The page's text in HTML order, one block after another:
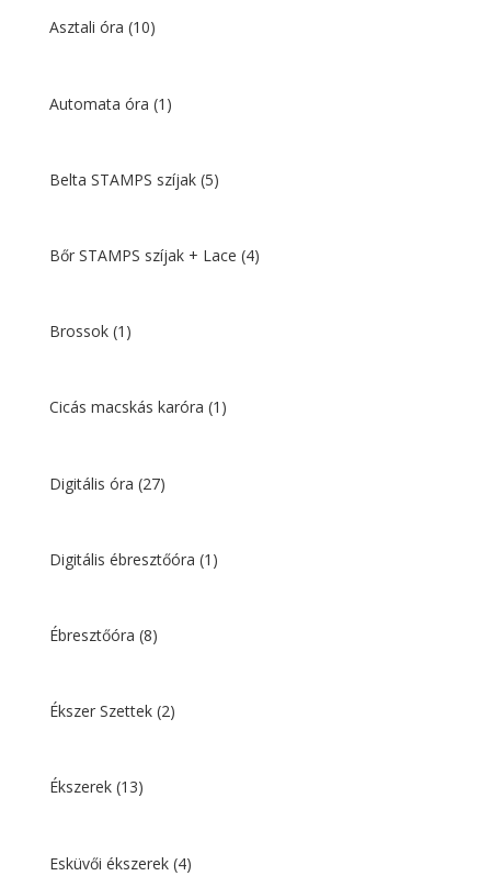
Asztali óra (10)
Automata óra (1)
Belta STAMPS szíjak (5)
Bőr STAMPS szíjak + Lace (4)
Brossok (1)
Cicás macskás karóra (1)
Digitális óra (27)
Digitális ébresztőóra (1)
Ébresztőóra (8)
Ékszer Szettek (2)
Ékszerek (13)
Esküvői ékszerek (4)